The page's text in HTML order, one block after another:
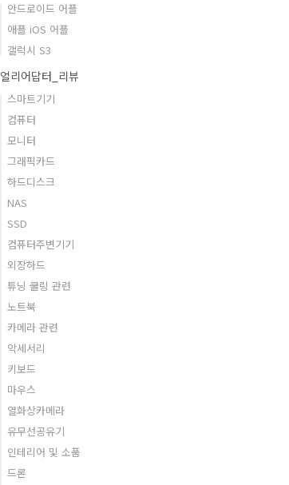
안드로이드 어플
애플 iOS 어플
갤럭시 S3
얼리어답터_리뷰
스마트기기
컴퓨터
모니터
그래픽카드
하드디스크
NAS
SSD
컴퓨터주변기기
외장하드
튜닝 쿨링 관련
노트북
카메라 관련
악세서리
키보드
마우스
열화상카메라
유무선공유기
인테리어 및 소품
드론